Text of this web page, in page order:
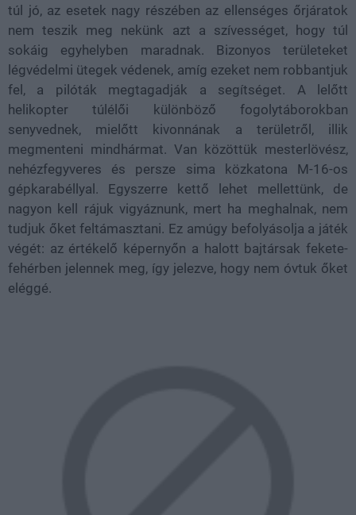
túl jó, az esetek nagy részében az ellenséges őrjáratok
nem teszik meg nekünk azt a szívességet, hogy túl
sokáig egyhelyben maradnak. Bizonyos területeket
légvédelmi ütegek védenek, amíg ezeket nem robbantjuk
fel, a pilóták megtagadják a segítséget. A lelőtt
helikopter túlélői különböző fogolytáborokban
senyvednek, mielőtt kivonnának a területről, illik
megmenteni mindhármat. Van közöttük mesterlövész,
nehézfegyveres és persze sima közkatona M-16-os
gépkarabéllyal. Egyszerre kettő lehet mellettünk, de
nagyon kell rájuk vigyáznunk, mert ha meghalnak, nem
tudjuk őket feltámasztani. Ez amúgy befolyásolja a játék
végét: az értékelő képernyőn a halott bajtársak fekete-
fehérben jelennek meg, így jelezve, hogy nem óvtuk őket
eléggé.